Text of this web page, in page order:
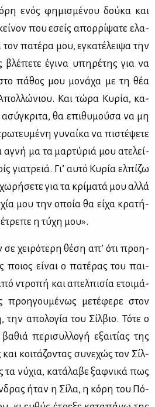
ενός φη­μι­σμέ­νου δού­κα και
που εσείς απορ­ρί­ψα­τε ελα­
πα­τέ­ρα μου, εγκα­τέ­λει­ψα την
έγι­να υπη­ρέ­της για να
πά­θος μου μο­νά­χα με τη θέα
Και τώ­ρα Κυ­ρία, κα­
θα επι­θυ­μού­σα να μη
γυ­ναί­κα να πι­στέ­ψε­τε
μα τα μαρ­τύ­ριά μου ατε­λεί­
για­τρειά. Γι’ αυ­τό Κυ­ρία ελ­πί­ζω
για τα κρί­μα­τά μου αλ­λά
μου την οποία θα εί­χα κρα­τή­
η τύ­χη μου».
σε χει­ρό­τε­ρη θέ­ση απ’ ότι προη­
ποιος εί­ναι ο πα­τέ­ρας του παι­
ντρο­πή και απελ­πι­σία ετοι­μά­
προη­γου­μέ­νως με­τέ­φε­ρε στον
απο­λο­γία του Σίλ­βιο. Τό­τε ο
πε­ρι­συλ­λο­γή εξαι­τί­ας της
κοι­τά­ζο­ντας συ­νε­χώς τον Σίλ­
νύ­χια, κα­τά­λα­βε ξαφ­νι­κά πως
ήταν η Σί­λα, η κό­ρη του Πό­